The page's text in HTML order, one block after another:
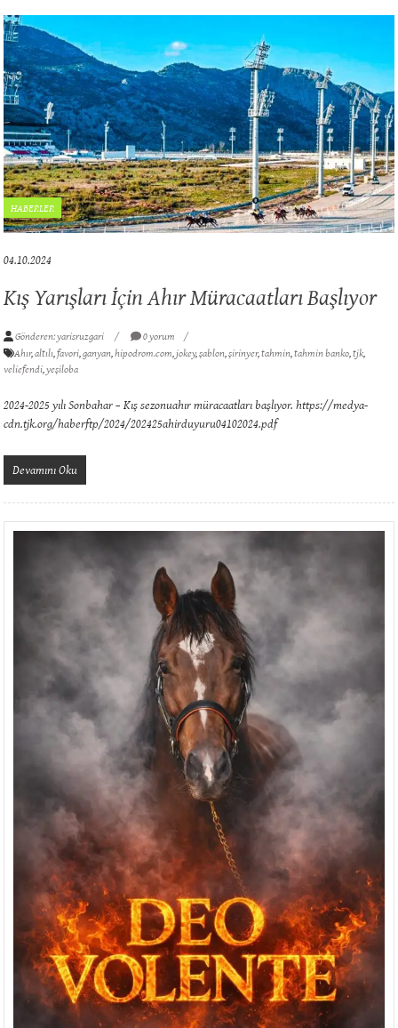
HABERLER
04.10.2024
Kış Yarışları İçin Ahır Müracaatları Başlıyor
Gönderen: yarisruzgari
0 yorum
Ahır,altılı,favori,ganyan,hipodrom.com,jokey,şablon,şirinyer,tahmin,tahmin banko,tjk,
veliefendi,yeşiloba
2024-2025 yılı Sonbahar – Kış sezonuahır müracaatları başlıyor. https://medya-
cdn.tjk.org/haberftp/2024/202425ahirduyuru04102024.pdf
Devamını Oku